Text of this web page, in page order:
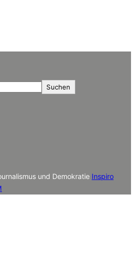
Suchen
und Demokratie Inspiro